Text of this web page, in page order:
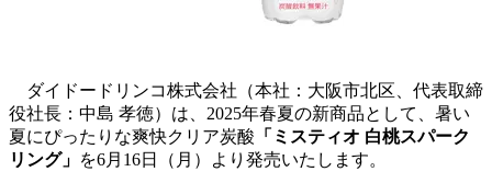
ダイドードリンコ株式会社（本社：大阪市北区、代表取締
役社長：中島 孝徳）は、2025年春夏の新商品として、暑い
夏にぴったりな爽快クリア炭酸 「ミスティオ 白桃スパーク
リング」 を6月16日（月）より発売いたします。